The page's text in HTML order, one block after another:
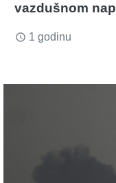
vazdušnom
access_time 1 godinu